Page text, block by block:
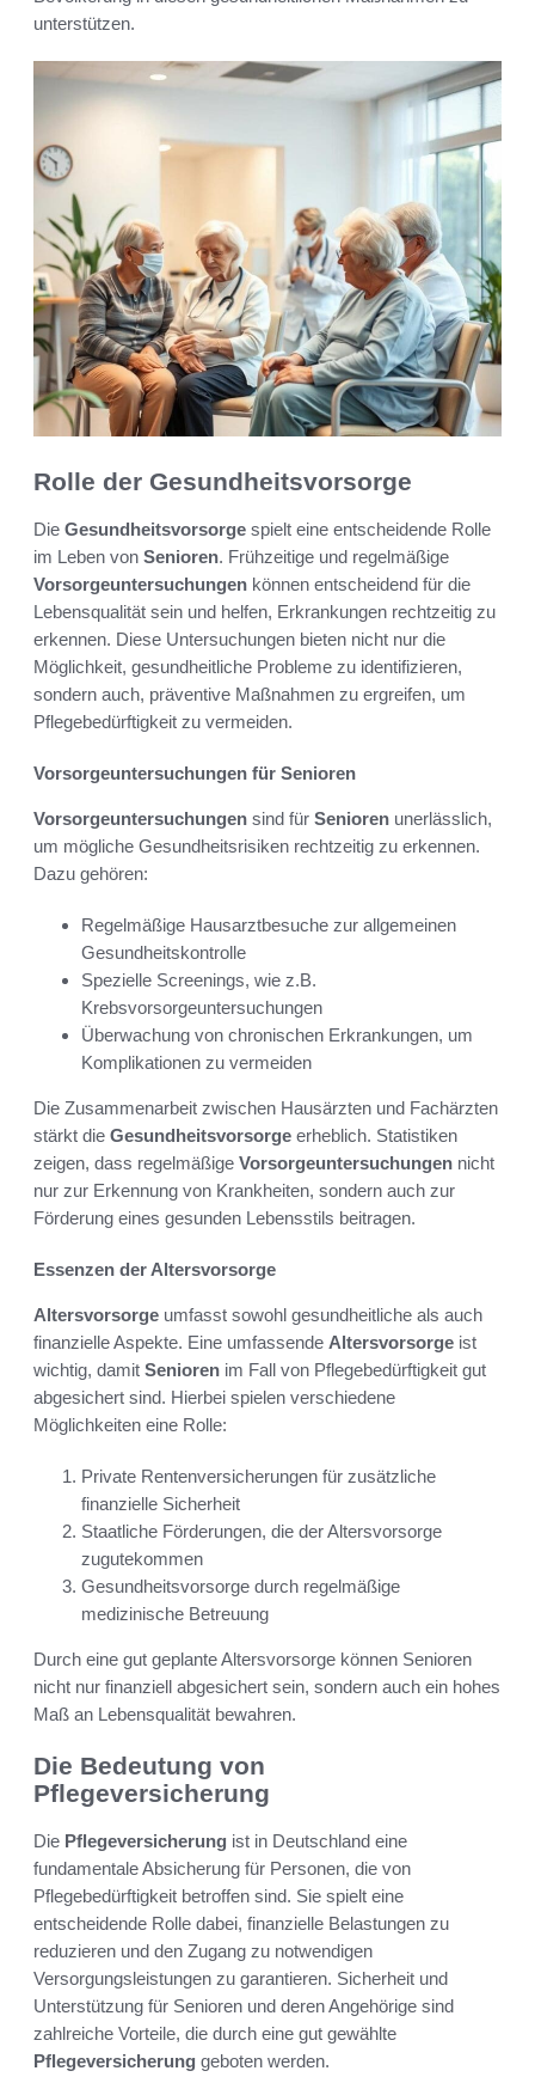
unterstützen.
Rolle der Gesundheitsvorsorge
Die Gesundheitsvorsorge spielt eine entscheidende Rolle
im Leben von Senioren. Frühzeitige und regelmäßige
Vorsorgeuntersuchungen können entscheidend für die
Lebensqualität sein und helfen, Erkrankungen rechtzeitig zu
erkennen. Diese Untersuchungen bieten nicht nur die
Möglichkeit, gesundheitliche Probleme zu identifizieren,
sondern auch, präventive Maßnahmen zu ergreifen, um
Pflegebedürftigkeit zu vermeiden.
Vorsorgeuntersuchungen für Senioren
Vorsorgeuntersuchungen sind für Senioren unerlässlich,
um mögliche Gesundheitsrisiken rechtzeitig zu erkennen.
Dazu gehören:
Regelmäßige Hausarztbesuche zur allgemeinen
Gesundheitskontrolle
Spezielle Screenings, wie z.B.
Krebsvorsorgeuntersuchungen
Überwachung von chronischen Erkrankungen, um
Komplikationen zu vermeiden
Die Zusammenarbeit zwischen Hausärzten und Fachärzten
stärkt die Gesundheitsvorsorge erheblich. Statistiken
zeigen, dass regelmäßige Vorsorgeuntersuchungen nicht
nur zur Erkennung von Krankheiten, sondern auch zur
Förderung eines gesunden Lebensstils beitragen.
Essenzen der Altersvorsorge
Altersvorsorge umfasst sowohl gesundheitliche als auch
finanzielle Aspekte. Eine umfassende Altersvorsorge ist
wichtig, damit Senioren im Fall von Pflegebedürftigkeit gut
abgesichert sind. Hierbei spielen verschiedene
Möglichkeiten eine Rolle:
Private Rentenversicherungen für zusätzliche
finanzielle Sicherheit
Staatliche Förderungen, die der Altersvorsorge
zugutekommen
Gesundheitsvorsorge durch regelmäßige
medizinische Betreuung
Durch eine gut geplante Altersvorsorge können Senioren
nicht nur finanziell abgesichert sein, sondern auch ein hohes
Maß an Lebensqualität bewahren.
Die Bedeutung von
Pflegeversicherung
Die Pflegeversicherung ist in Deutschland eine
fundamentale Absicherung für Personen, die von
Pflegebedürftigkeit betroffen sind. Sie spielt eine
entscheidende Rolle dabei, finanzielle Belastungen zu
reduzieren und den Zugang zu notwendigen
Versorgungsleistungen zu garantieren. Sicherheit und
Unterstützung für Senioren und deren Angehörige sind
zahlreiche Vorteile, die durch eine gut gewählte
Pflegeversicherung geboten werden.